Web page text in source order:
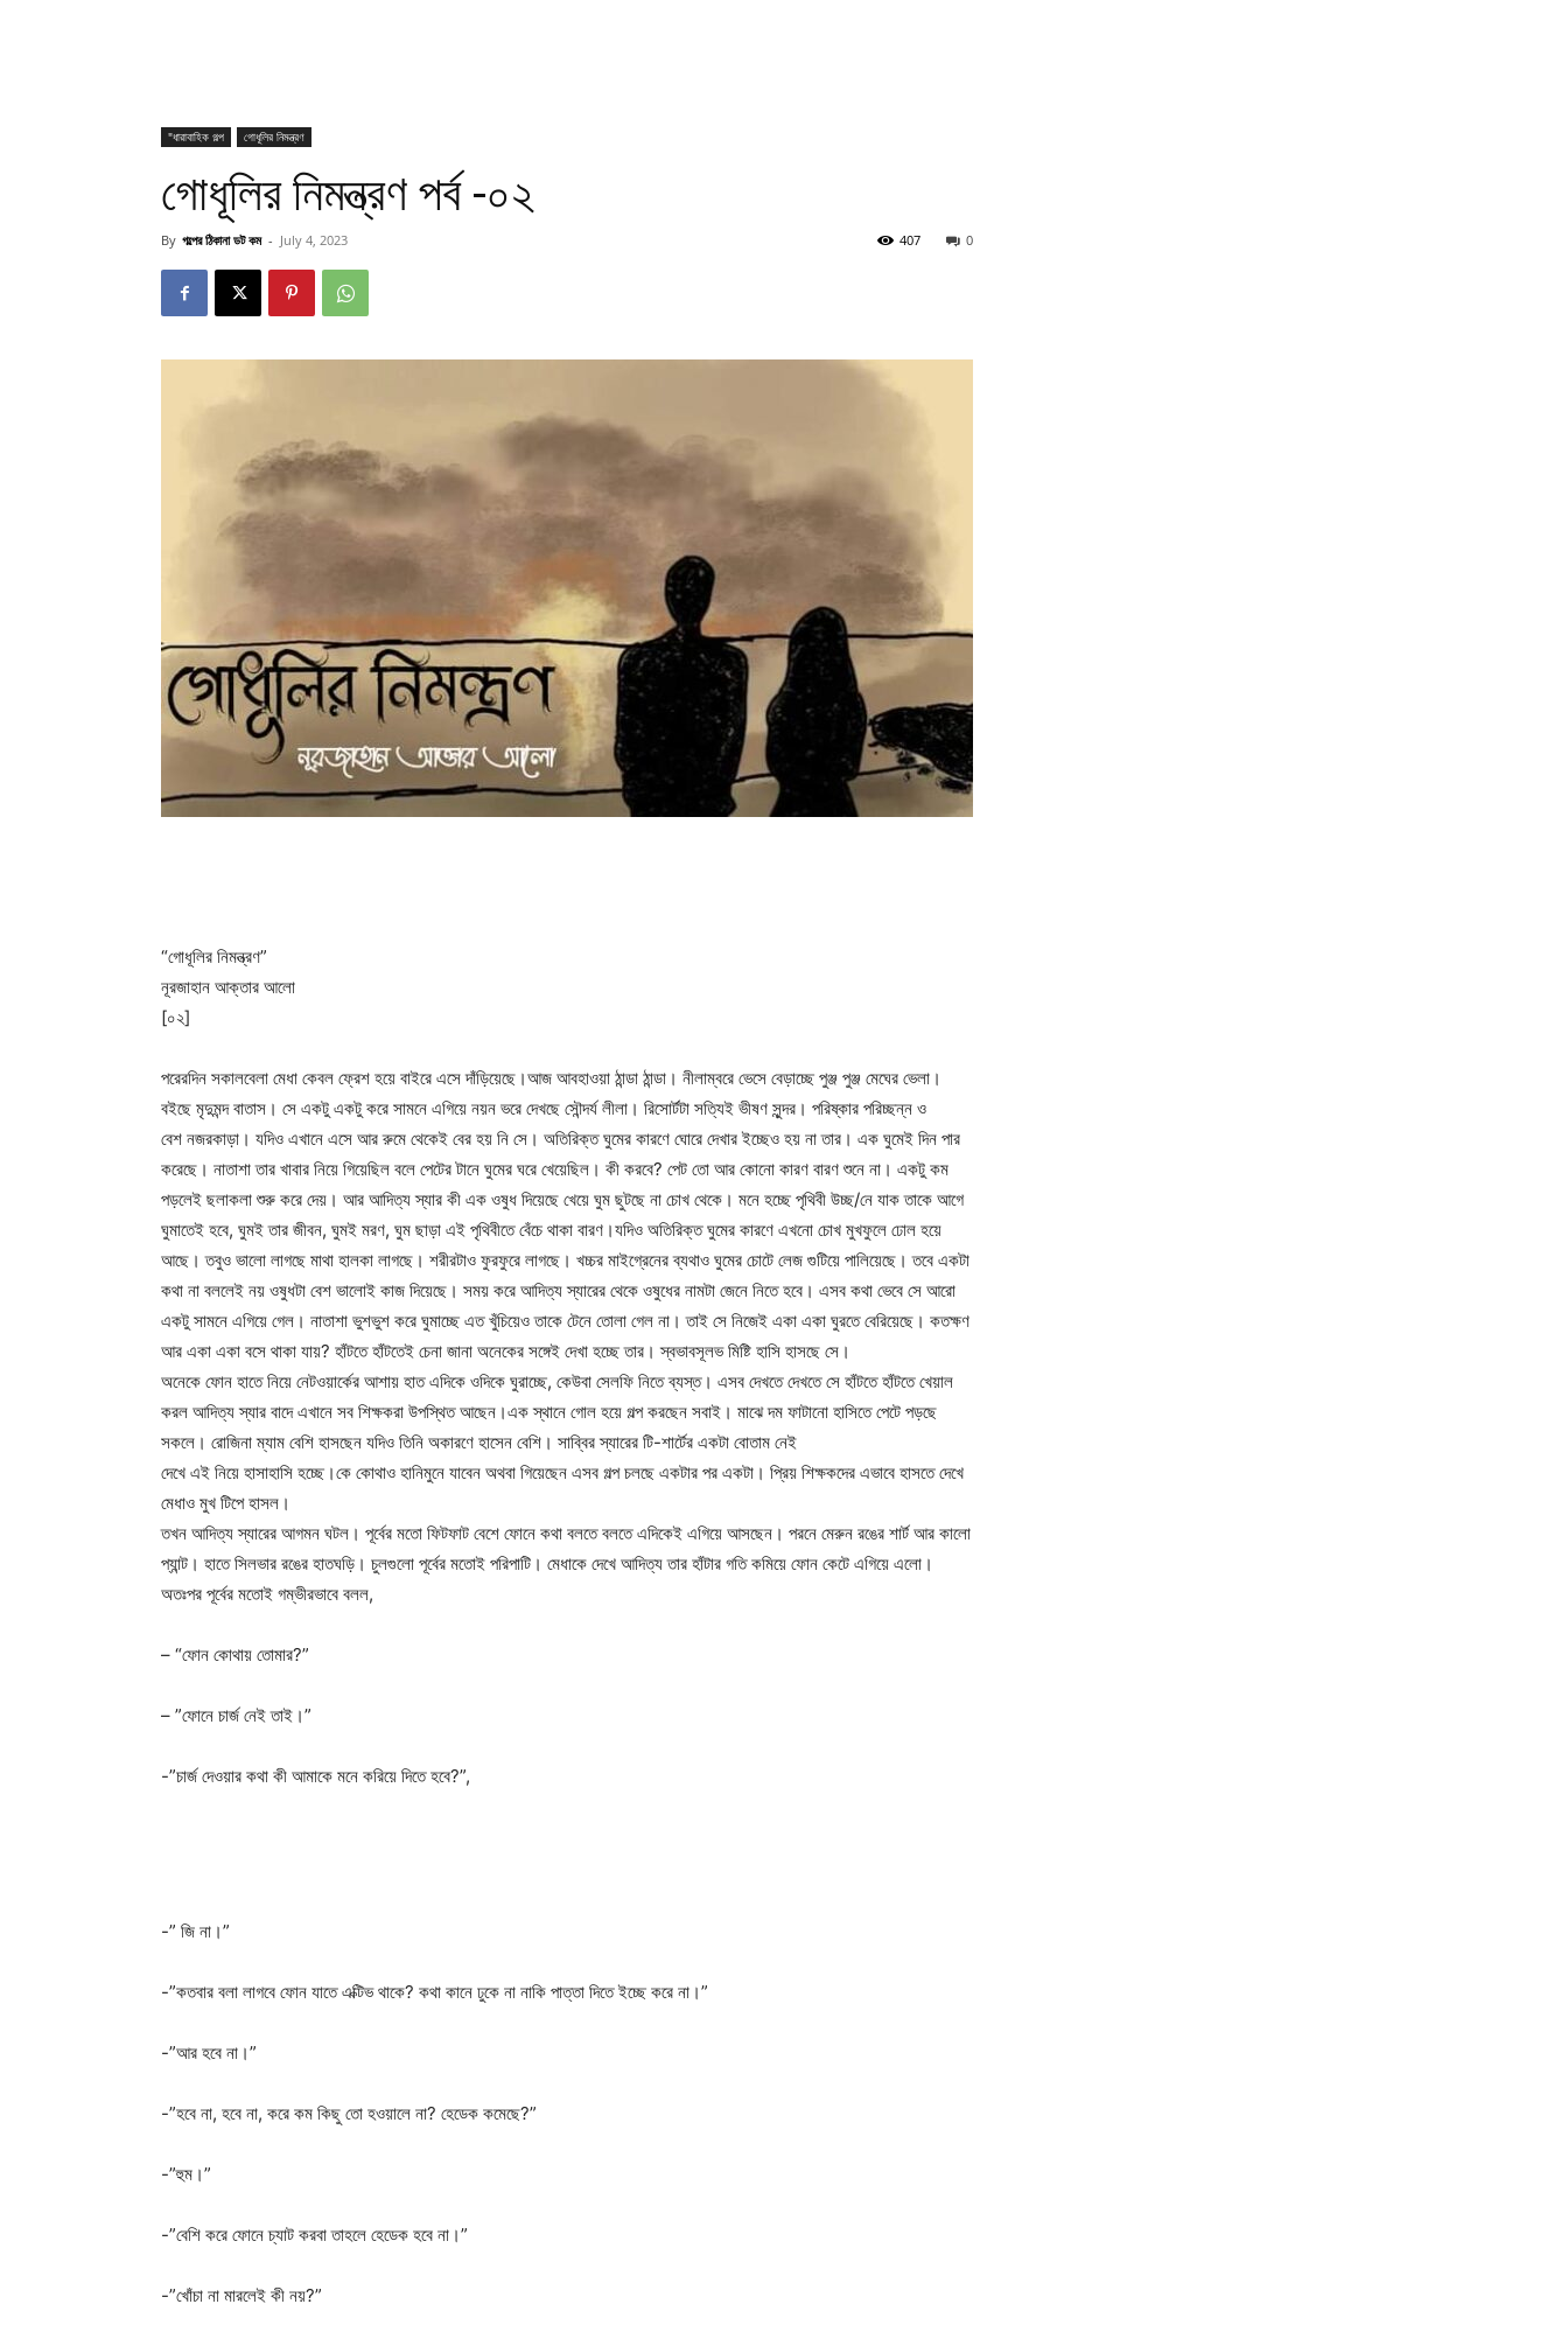
"ধারাবাহিক গল্প গোধূলির নিমন্ত্রণ
গোধূলির নিমন্ত্রণ পর্ব -০২
By গল্পের ঠিকানা ডট কম - July 4, 2023 0
407
“গোধূলির নিমন্ত্রণ”
নূরজাহান আক্তার আলো
[০২]
পরেরদিন সকালবেলা মেধা কেবল ফ্রেশ হয়ে বাইরে এসে দাঁড়িয়েছে।আজ আবহাওয়া ঠান্ডা ঠান্ডা। নীলাম্বরে ভেসে বেড়াচ্ছে পুঞ্জ পুঞ্জ মেঘের ভেলা।
বইছে মৃদুমন্দ বাতাস। সে একটু একটু করে সামনে এগিয়ে নয়ন ভরে দেখছে সৌন্দর্য লীলা। রিসোর্টটা সত্যিই ভীষণ সুন্দর। পরিষ্কার পরিচ্ছন্ন ও
বেশ নজরকাড়া। যদিও এখানে এসে আর রুমে থেকেই বের হয় নি সে। অতিরিক্ত ঘুমের কারণে ঘোরে দেখার ইচ্ছেও হয় না তার। এক ঘুমেই দিন পার
করেছে। নাতাশা তার খাবার নিয়ে গিয়েছিল বলে পেটের টানে ঘুমের ঘরে খেয়েছিল। কী করবে? পেট তো আর কোনো কারণ বারণ শুনে না। একটু কম
পড়লেই ছলাকলা শুরু করে দেয়। আর আদিত্য স্যার কী এক ওষুধ দিয়েছে খেয়ে ঘুম ছুটছে না চোখ থেকে। মনে হচ্ছে পৃথিবী উচ্ছ/নে যাক তাকে আগে
ঘুমাতেই হবে, ঘুমই তার জীবন, ঘুমই মরণ, ঘুম ছাড়া এই পৃথিবীতে বেঁচে থাকা বারণ।যদিও অতিরিক্ত ঘুমের কারণে এখনো চোখ মুখফুলে ঢোল হয়ে
আছে। তবুও ভালো লাগছে মাথা হালকা লাগছে। শরীরটাও ফুরফুরে লাগছে। খচ্চর মাইগ্রেনের ব্যথাও ঘুমের চোটে লেজ গুটিয়ে পালিয়েছে। তবে একটা
কথা না বললেই নয় ওষুধটা বেশ ভালোই কাজ দিয়েছে। সময় করে আদিত্য স্যারের থেকে ওষুধের নামটা জেনে নিতে হবে। এসব কথা ভেবে সে আরো
একটু সামনে এগিয়ে গেল। নাতাশা ভুশভুশ করে ঘুমাচ্ছে এত খুঁচিয়েও তাকে টেনে তোলা গেল না। তাই সে নিজেই একা একা ঘুরতে বেরিয়েছে। কতক্ষণ
আর একা একা বসে থাকা যায়? হাঁটতে হাঁটতেই চেনা জানা অনেকের সঙ্গেই দেখা হচ্ছে তার। স্বভাবসূলভ মিষ্টি হাসি হাসছে সে।
অনেকে ফোন হাতে নিয়ে নেটওয়ার্কের আশায় হাত এদিকে ওদিকে ঘুরাচ্ছে, কেউবা সেলফি নিতে ব্যস্ত। এসব দেখতে দেখতে সে হাঁটতে হাঁটতে খেয়াল
করল আদিত্য স্যার বাদে এখানে সব শিক্ষকরা উপস্থিত আছেন।এক স্থানে গোল হয়ে গল্প করছেন সবাই। মাঝে দম ফাটানো হাসিতে পেটে পড়ছে
সকলে। রোজিনা ম্যাম বেশি হাসছেন যদিও তিনি অকারণে হাসেন বেশি। সাব্বির স্যারের টি-শার্টের একটা বোতাম নেই
দেখে এই নিয়ে হাসাহাসি হচ্ছে।কে কোথাও হানিমুনে যাবেন অথবা গিয়েছেন এসব গল্প চলছে একটার পর একটা। প্রিয় শিক্ষকদের এভাবে হাসতে দেখে
মেধাও মুখ টিপে হাসল।
তখন আদিত্য স্যারের আগমন ঘটল। পূর্বের মতো ফিটফাট বেশে ফোনে কথা বলতে বলতে এদিকেই এগিয়ে আসছেন। পরনে মেরুন রঙের শার্ট আর কালো
প্যান্ট। হাতে সিলভার রঙের হাতঘড়ি। চুলগুলো পূর্বের মতোই পরিপাটি। মেধাকে দেখে আদিত্য তার হাঁটার গতি কমিয়ে ফোন কেটে এগিয়ে এলো।
অতঃপর পূর্বের মতোই গম্ভীরভাবে বলল,
– “ফোন কোথায় তোমার?”
– ”ফোনে চার্জ নেই তাই।”
-”চার্জ দেওয়ার কথা কী আমাকে মনে করিয়ে দিতে হবে?”,
-” জি না।”
-”কতবার বলা লাগবে ফোন যাতে এক্টিভ থাকে? কথা কানে ঢুকে না নাকি পাত্তা দিতে ইচ্ছে করে না।”
-”আর হবে না।”
-”হবে না, হবে না, করে কম কিছু তো হওয়ালে না? হেডেক কমেছে?”
-”হুম।”
-”বেশি করে ফোনে চ্যাট করবা তাহলে হেডেক হবে না।”
-”খোঁচা না মারলেই কী নয়?”